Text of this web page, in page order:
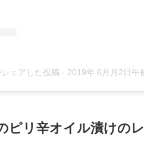
ェアした投稿 2019年 6月月2日午前3時